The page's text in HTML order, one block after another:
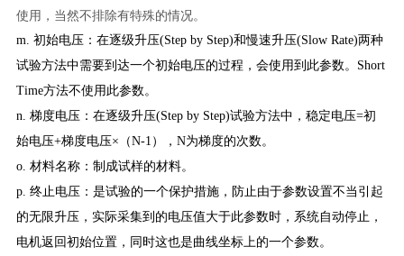
使用，当然不排除有特殊的情况。
m. 初始电压：在逐级升压(Step by Step)和慢速升压(Slow Rate)两种
试验方法中需要到达一个初始电压的过程，会使用到此参数。Short
Time方法不使用此参数。
n. 梯度电压：在逐级升压(Step by Step)试验方法中，稳定电压=初
始电压+梯度电压×（N-1），N为梯度的次数。
o. 材料名称：制成试样的材料。
p. 终止电压：是试验的一个保护措施，防止由于参数设置不当引起
的无限升压，实际采集到的电压值大于此参数时，系统自动停止，
电机返回初始位置，同时这也是曲线坐标上的一个参数。